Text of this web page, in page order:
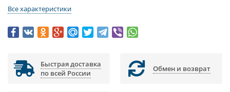
Все характеристики
Быстрая доставка
по всей России
Обмен и возврат